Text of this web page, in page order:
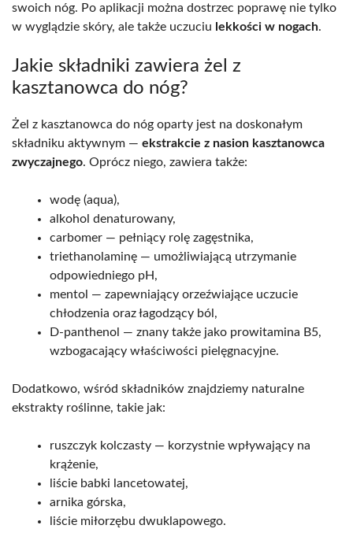
swoich nóg. Po aplikacji można dostrzec poprawę nie tylko
w wyglądzie skóry, ale także uczuciu lekkości w nogach.
Jakie składniki zawiera żel z
kasztanowca do nóg?
Żel z kasztanowca do nóg oparty jest na doskonałym
składniku aktywnym — ekstrakcie z nasion kasztanowca
zwyczajnego. Oprócz niego, zawiera także:
wodę (aqua),
alkohol denaturowany,
carbomer — pełniący rolę zagęstnika,
triethanolaminę — umożliwiającą utrzymanie
odpowiedniego pH,
mentol — zapewniający orzeźwiające uczucie
chłodzenia oraz łagodzący ból,
D-panthenol — znany także jako prowitamina B5,
wzbogacający właściwości pielęgnacyjne.
Dodatkowo, wśród składników znajdziemy naturalne
ekstrakty roślinne, takie jak:
ruszczyk kolczasty — korzystnie wpływający na
krążenie,
liście babki lancetowatej,
arnika górska,
liście miłorzębu dwuklapowego.